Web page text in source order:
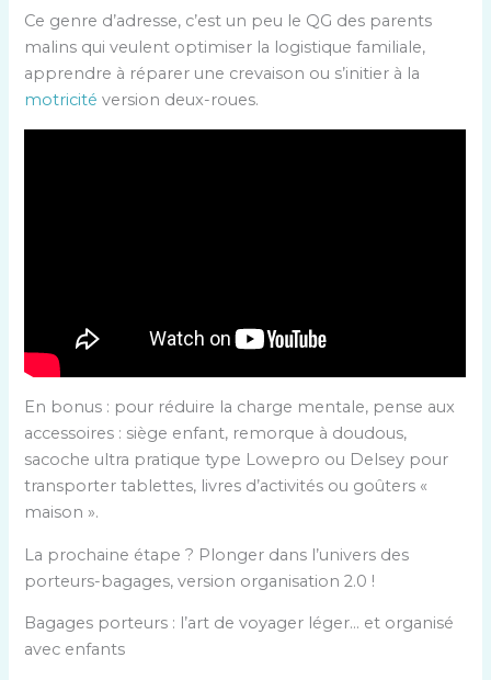
Ce genre d’adresse, c’est un peu le QG des parents
malins qui veulent optimiser la logistique familiale,
apprendre à réparer une crevaison ou s’initier à la
motricité version deux-roues.
En bonus : pour réduire la charge mentale, pense aux
accessoires : siège enfant, remorque à doudous,
sacoche ultra pratique type Lowepro ou Delsey pour
transporter tablettes, livres d’activités ou goûters «
maison ».
La prochaine étape ? Plonger dans l’univers des
porteurs-bagages, version organisation 2.0 !
Bagages porteurs : l’art de voyager léger… et organisé
avec enfants